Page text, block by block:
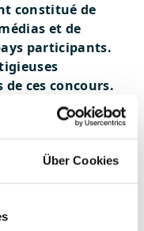
Über Cookies
constitué de
et de
participants.
ces concours.